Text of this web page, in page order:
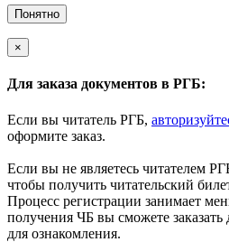
Понятно
×
Для заказа документов в РГБ:
Если вы читатель РГБ,
оформите заказ.
Если вы не являетесь читателем
чтобы получить читательский
Процесс регистрации занимает
получения ЧБ вы сможете
для ознакомления.